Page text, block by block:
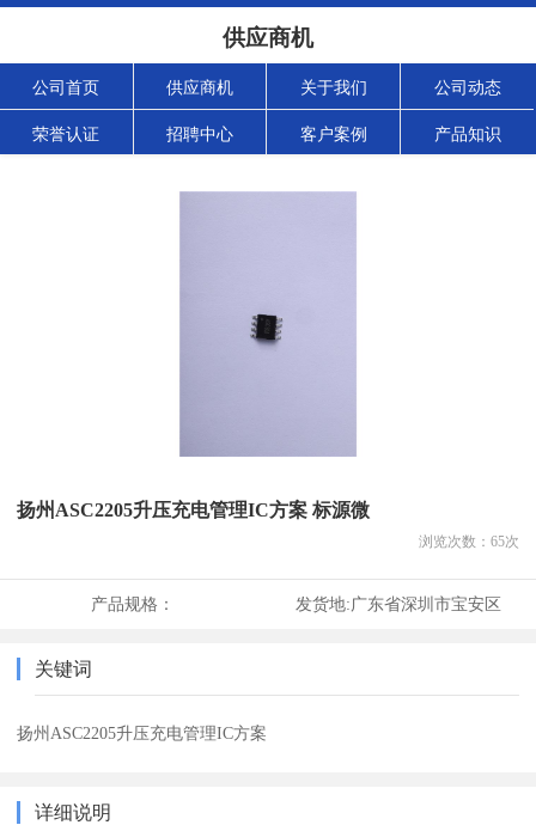
供应商机
公司首页 供应商机 关于我们 公司动态
荣誉认证 招聘中心 客户案例 产品知识
扬州ASC2205升压充电管理IC方案 标源微
浏览次数： 65次
产品规格： 发货地:广东省深圳市宝安区
关键词
扬州ASC2205升压充电管理IC方案
详细说明